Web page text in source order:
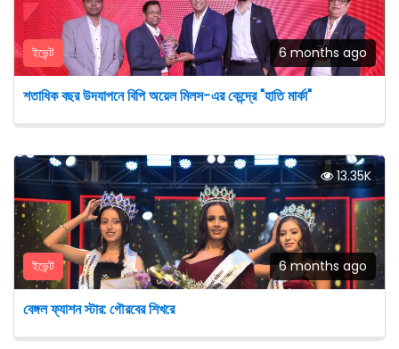
ইভেন্ট 6 months ago
শতাধিক বছর উদযাপনে বিপি অয়েল মিলস-এর কেন্দ্রে "হাতি মার্কা"
13.35K
ইভেন্ট 6 months ago
বেঙ্গল ফ্যাশন স্টার: গৌরবের শিখরে